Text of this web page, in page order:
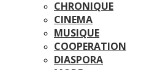
CHRONIQUE
CINEMA
MUSIQUE
COOPERATION
DIASPORA